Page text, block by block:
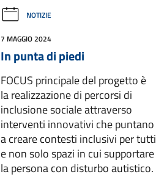
NOTIZIE
7 MAGGIO 2024
In punta di piedi
FOCUS principale del progetto è
la realizzazione di percorsi di
inclusione sociale attraverso
interventi innovativi che puntano
a creare contesti inclusivi per tutti
e non solo spazi in cui supportare
la persona con disturbo autistico.